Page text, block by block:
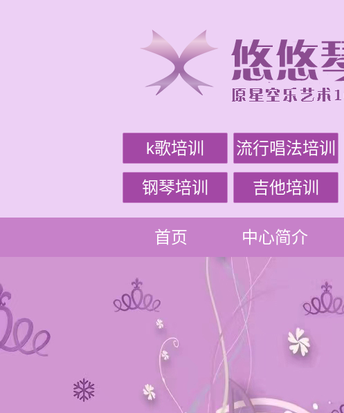
k歌培训 流行唱法培训
钢琴培训 吉他培训
首页 中心简介